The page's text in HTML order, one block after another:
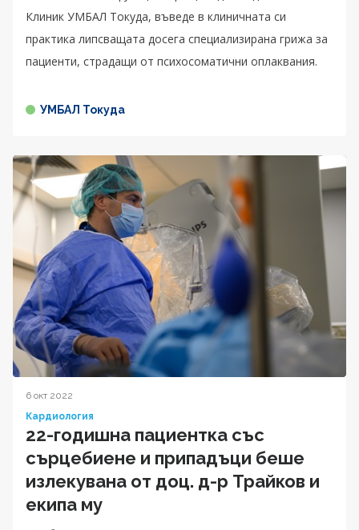
Клиник УМБАЛ Токуда, въведе в клиничната си
практика липсващата досега специализирана грижа за
пациенти, страдащи от психосоматични оплаквания.
УМБАЛ Токуда
6 окт 2022
Кардиология
22-годишна пациентка със
сърцебиене и припадъци беше
излекувана от доц. д-р Трайков и
екипа му